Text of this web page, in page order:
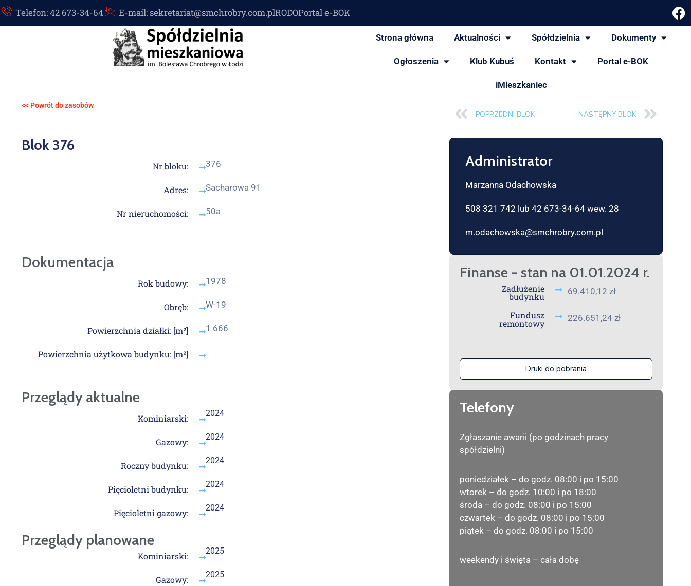
Telefon: 42 673-34-64 E-mail: sekretariat@smchrobry.com.plRODOPortal e-BOK
Strona główna Aktualności Spółdzielnia Dokumenty
Ogłoszenia Klub Kubuś Kontakt Portal e-BOK
iMieszkaniec
<< Powrót do zasobów
POPRZEDNI BLOK NASTĘPNY BLOK
Blok 376
Nr bloku: 376
Adres: Sacharowa 91
Nr nieruchomości: 50a
Administrator
Marzanna Odachowska
508 321 742 lub 42 673-34-64 wew. 28
m.odachowska@smchrobry.com.pl
Dokumentacja
Rok budowy: 1978
Obręb: W-19
Powierzchnia działki: [m²] 1 666
Powierzchnia użytkowa budynku: [m²]
Finanse - stan na 01.01.2024 r.
Zadłużenie
budynku 69.410,12 zł
Fundusz
remontowy 226.651,24 zł
Druki do pobrania
Przeglądy aktualne
Kominiarski: 2024
Gazowy: 2024
Roczny budynku: 2024
Pięcioletni budynku: 2024
Pięcioletni gazowy: 2024
Przeglądy planowane
Kominiarski: 2025
Gazowy: 2025
Telefony
Zgłaszanie awarii (po godzinach pracy
spółdzielni)
poniedziałek – do godz. 08:00 i po 15:00
wtorek – do godz. 10:00 i po 18:00
środa – do godz. 08:00 i po 15:00
czwartek – do godz. 08:00 i po 15:00
piątek – do godz. 08:00 i po 15:00
weekendy i święta – cała dobę